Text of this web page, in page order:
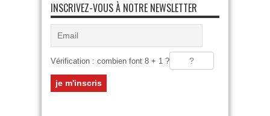
INSCRIVEZ-VOUS À NOTRE NEWSLETTER
Vérification : combien font 8 + 1 ?